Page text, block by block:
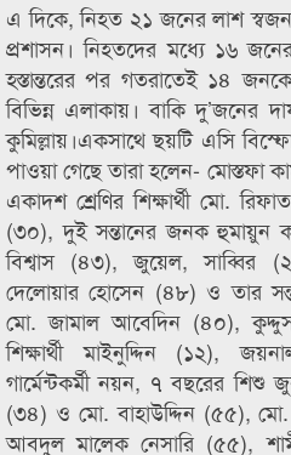
এ দিকে, নিহত ২১ জনের লাশ
প্রশাসন। নিহতদের মধ্যে ১৬
হস্তান্তরের পর গতরাতেই ১৪
বিভিন্ন এলাকায়। বাকি দু’জনের
কুমিল্লায়।একসাথে ছয়টি এসি
পাওয়া গেছে তারা হলেন- মোস্তফা
একাদশ শ্রেণির শিক্ষার্থী মো.
(৩০), দুই সন্তানের জনক হুমায়ুন
বিশ্বাস (৪৩), জুয়েল, সাব্বির
দেলোয়ার হোসেন (৪৮) ও তার
মো. জামাল আবেদিন (৪০), কুদ্দুস
শিক্ষার্থী মাইনুদ্দিন (১২),
গার্মেন্টকর্মী নয়ন, ৭ বছরের শিশু
(৩৪) ও মো. বাহাউদ্দিন (৫৫),
আবদুল মালেক নেসারি (৫৫),